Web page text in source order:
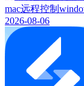
mac远程控制
2026-08-06